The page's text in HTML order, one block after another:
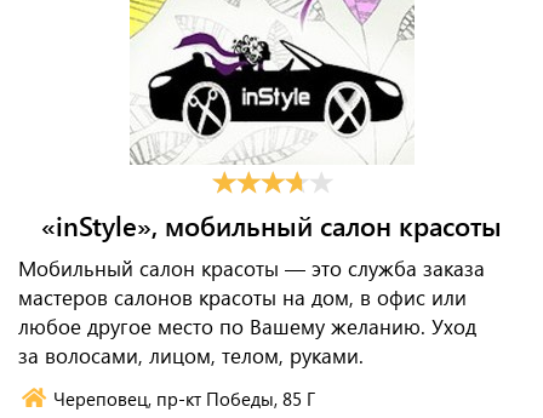
«inStyle», мобильный салон красоты
Мобильный салон красоты — это служба заказа
мастеров салонов красоты на дом, в офис или
любое другое место по Вашему желанию. Уход
за волосами, лицом, телом, руками.
Череповец, пр-кт Победы, 85 Г